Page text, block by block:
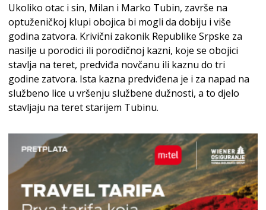
Ukoliko otac i sin, Milan i Marko Tubin, završe na
optuženičkoj klupi obojica bi mogli da dobiju i više
godina zatvora. Krivični zakonik Republike Srpske za
nasilje u porodici ili porodičnoj kazni, koje se obojici
stavlja na teret, predviđa novčanu ili kaznu do tri
godine zatvora. Ista kazna predviđena je i za napad na
službeno lice u vršenju službene dužnosti, a to djelo
stavljaju na teret starijem Tubinu.